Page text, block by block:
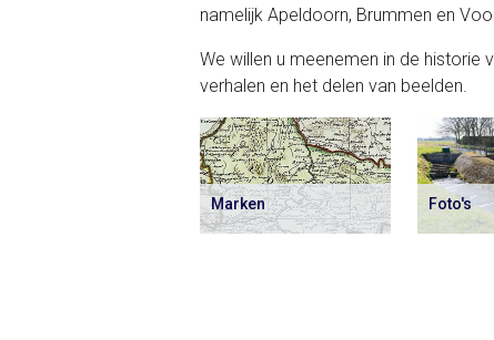
namelijk Apeldoorn, Brummen en
We willen u meenemen in de historie
verhalen en het delen van beelden.
Marken Foto's